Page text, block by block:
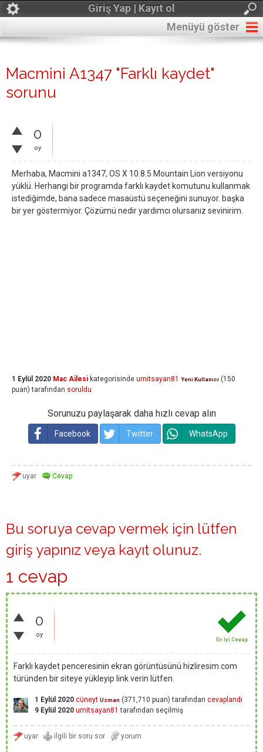
Giriş Yap | Kayıt ol
Menüyü göster
Macmini A1347 "Farklı kaydet"
sorunu
0
oy
Merhaba, Macmini a1347, OS X 10.8.5 Mountain Lion versiyonu
yüklü. Herhangi bir programda farklı kaydet komutunu kullanmak
istediğimde, bana sadece masaüstü seçeneğini sunuyor. başka
bir yer göstermiyor. Çözümü nedir yardımcı olursanız sevinirim.
1 Eylül 2020 Mac Ailesi kategorisinde umitsayan81 Yeni Kullanıcı (150
puan) tarafından soruldu
Sorunuzu paylaşarak daha hızlı cevap alın
Facebook Twitter WhatsApp
Bu soruya cevap vermek için lütfen
giriş yapınız veya kayıt olunuz.
1 cevap
0
oy
En İyi Cevap
Farklı kaydet penceresinin ekran görüntüsünü hizliresim.com
türünden bir siteye yükleyip link verin lütfen.
1 Eylül 2020 cüneyt Uzman (371,710 puan) tarafından cevaplandı
9 Eylül 2020 umitsayan81 tarafından seçilmiş